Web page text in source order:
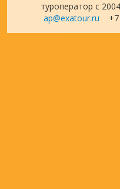
туроператор с
ap@exatour.ru +7